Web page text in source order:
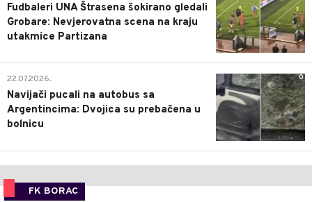
Fudbaleri UNA Štrasena šokirano gledali
Grobare: Nevjerovatna scena na kraju
utakmice Partizana
0
22.07.2026.
Navijači pucali na autobus sa
Argentincima: Dvojica su prebačena u
bolnicu
FK BORAC